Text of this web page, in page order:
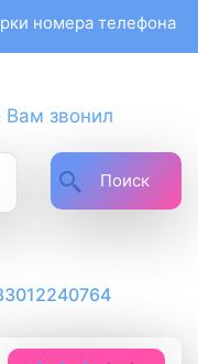
номера телефона
Вам звонил
Поиск